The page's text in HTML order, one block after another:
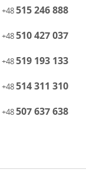
+48515 246 888
+48510 427 037
+48519 193 133
+48514 311 310
+48507 637 638